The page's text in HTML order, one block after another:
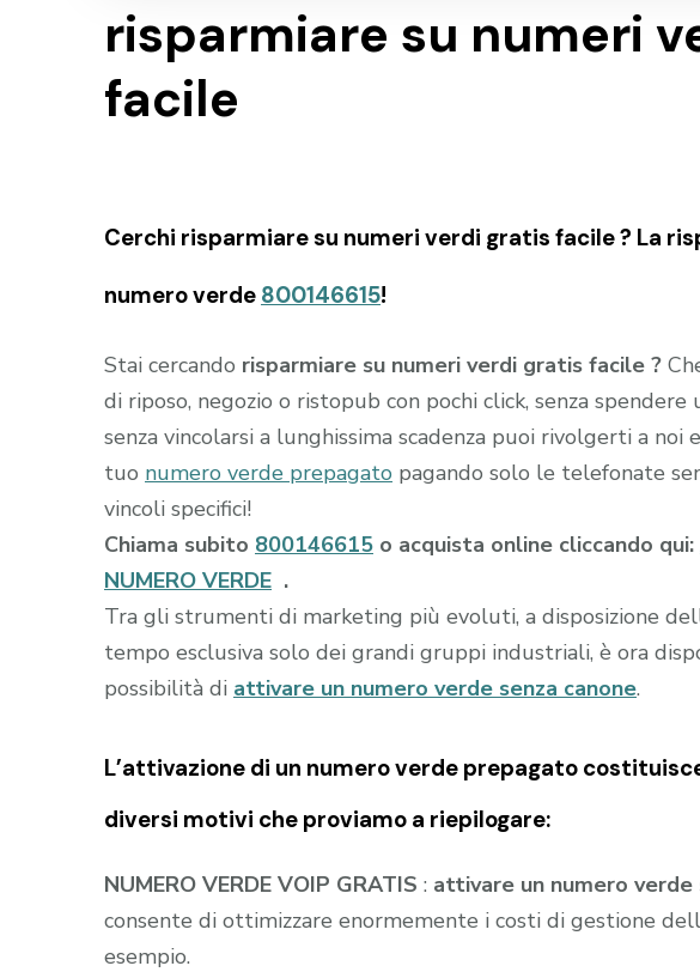
risparmiare su numeri
facile
Cerchi risparmiare su numeri verdi gratis facile ? La
numero verde 800146615!
Stai cercando risparmiare su numeri verdi gratis facile ?
di riposo, negozio o ristopub con pochi click, senza spendere
senza vincolarsi a lunghissima scadenza puoi rivolgerti a noi
tuo numero verde prepagato pagando solo le telefonate
vincoli specifici!
Chiama subito 800146615 o acquista online cliccando qui:
NUMERO VERDE .
Tra gli strumenti di marketing più evoluti, a disposizione
tempo esclusiva solo dei grandi gruppi industriali, è ora
possibilità di attivare un numero verde senza canone.
L’attivazione di un numero verde prepagato
diversi motivi che proviamo a riepilogare:
NUMERO VERDE VOIP GRATIS : attivare un numero verde
consente di ottimizzare enormemente i costi di gestione
esempio.